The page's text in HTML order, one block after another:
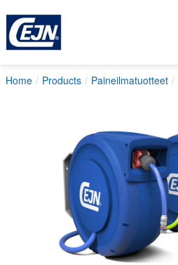
Home Products Paineilmatuotteet